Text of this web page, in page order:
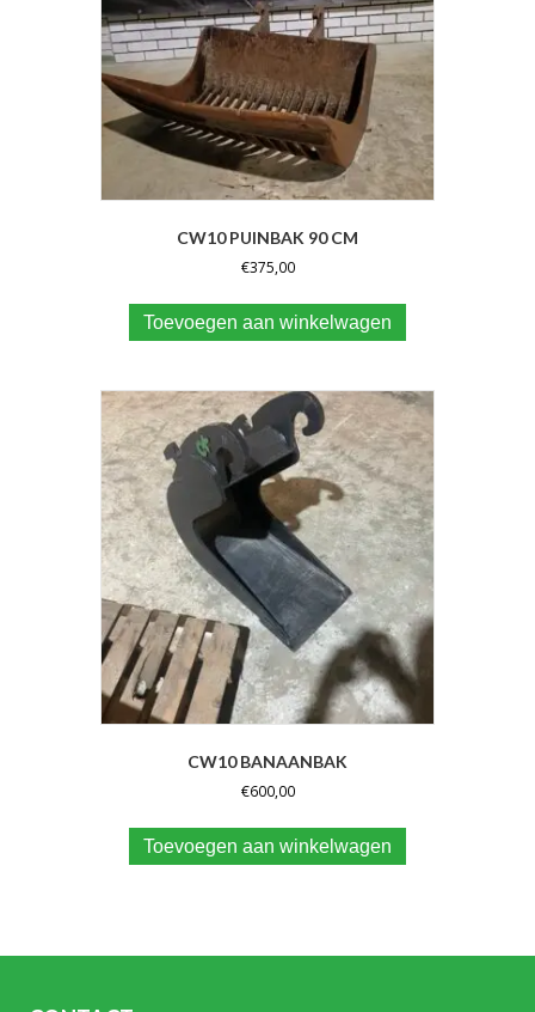
CW10 PUINBAK 90 CM
€375,00
Toevoegen aan winkelwagen
CW10 BANAANBAK
€600,00
Toevoegen aan winkelwagen